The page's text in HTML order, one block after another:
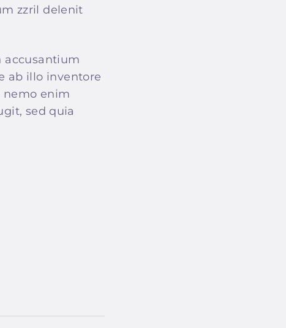
zzril delenit
accusantium
ab illo inventore
nemo enim
sed quia